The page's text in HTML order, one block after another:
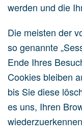
werden und die
Die meisten der
so genannte
Ende Ihres
Cookies bleiben
bis Sie diese
es uns, Ihren